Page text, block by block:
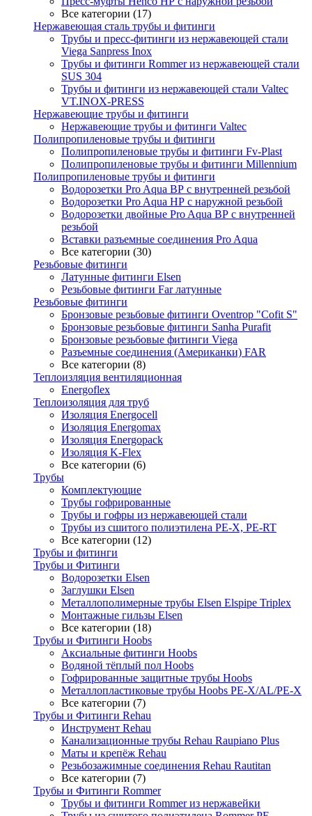
Все категории (17)
Нержавеющая сталь трубы и фитинги
Трубы и пресс-фитинги из нержавеющей стали
Viega Sanpress Inox
Трубы и фитинги Rommer из нержавеющей стали
SUS 304
Трубы и фитинги из нержавеющей стали Valtec
VT.INOX-PRESS
Нержавеющие трубы и фитинги
Нержавеющие трубы и фитинги Valtec
Полипропиленовые трубы и фитинги
Полипропиленовые трубы и фитинги Fv-Plast
Полипропиленовые трубы и фитинги Millennium
Полипропиленовые трубы и фитинги
Водорозетки Pro Aqua ВР с внутренней резьбой
Водорозетки Pro Aqua НР с наружной резьбой
Водорозетки двойные Pro Aqua ВР с внутренней
резьбой
Вставки разъемные соединения Pro Aqua
Все категории (30)
Резьбовые фитинги
Латунные фитинги Elsen
Резьбовые фитинги Far латунные
Резьбовые фитинги
Бронзовые резьбовые фитинги Oventrop "Cofit S"
Бронзовые резьбовые фитинги Sanha Purafit
Бронзовые резьбовые фитинги Viega
Разъемные соединения (Американки) FAR
Все категории (8)
Теплоизляция вентиляционная
Energoflex
Теплоизоляция для труб
Изоляция Energocell
Изоляция Energomax
Изоляция Energopack
Изоляция K-Flex
Все категории (6)
Трубы
Комплектующие
Трубы гофрированные
Трубы и гофры из нержавеющей стали
Трубы из сшитого полиэтилена PE-X, PE-RT
Все категории (12)
Трубы и фитинги
Трубы и Фитинги
Водорозетки Elsen
Заглушки Elsen
Металлополимерные трубы Elsen Elspipe Triplex
Монтажные гильзы Elsen
Все категории (18)
Трубы и Фитинги Hoobs
Аксиальные фитинги Hoobs
Водяной тёплый пол Hoobs
Гофрированные защитные трубы Hoobs
Металлопластиковые трубы Hoobs PE-X/AL/PE-X
Все категории (7)
Трубы и Фитинги Rehau
Инструмент Rehau
Канализационные трубы Rehau Raupiano Plus
Маты и крепёж Rehau
Резьбозажимные соединения Rehau Rautitan
Все категории (7)
Трубы и Фитинги Rommer
Трубы и фитинги Rommer из нержавейки